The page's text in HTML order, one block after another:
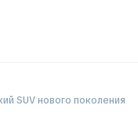
SUV нового поколения